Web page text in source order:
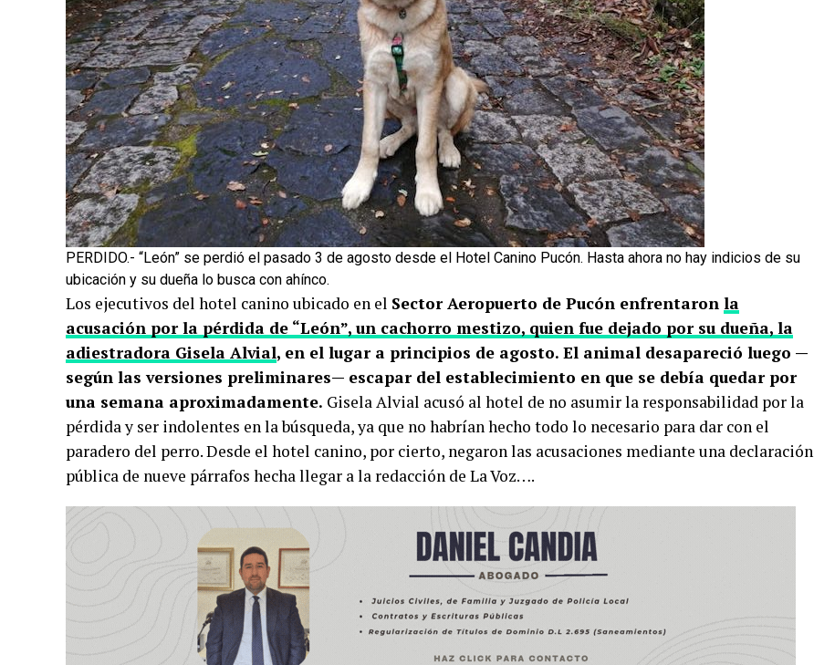
PERDIDO.- “León” se perdió el pasado 3 de agosto desde el Hotel Canino Pucón. Hasta ahora no hay indicios de su
ubicación y su dueña lo busca con ahínco.
Los ejecutivos del hotel canino ubicado en el Sector Aeropuerto de Pucón enfrentaron la
acusación por la pérdida de “León”, un cachorro mestizo, quien fue dejado por su dueña, la
adiestradora Gisela Alvial, en el lugar a principios de agosto. El animal desapareció luego —
según las versiones preliminares— escapar del establecimiento en que se debía quedar por
una semana aproximadamente. Gisela Alvial acusó al hotel de no asumir la responsabilidad por la
pérdida y ser indolentes en la búsqueda, ya que no habrían hecho todo lo necesario para dar con el
paradero del perro. Desde el hotel canino, por cierto, negaron las acusaciones mediante una declaración
pública de nueve párrafos hecha llegar a la redacción de La Voz….